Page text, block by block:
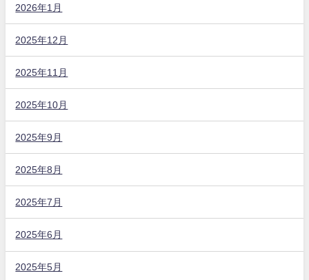
2026年1月
2025年12月
2025年11月
2025年10月
2025年9月
2025年8月
2025年7月
2025年6月
2025年5月